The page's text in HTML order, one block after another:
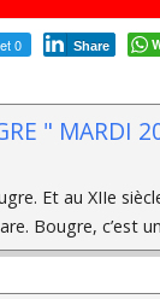
0 Share
" MARDI
Et au XIIe
Bougre, c’est